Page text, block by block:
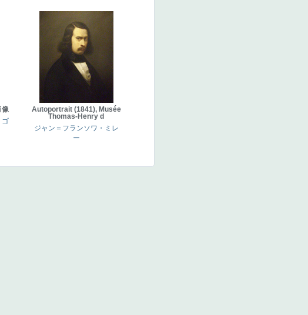
像
ゴ
Autoportrait (1841), Musée
Thomas-Henry d
ジャン＝フランソワ・ミレ
ー